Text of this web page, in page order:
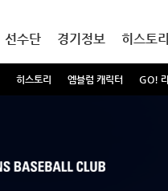
히스토리 엠블럼 캐릭터 GO!
선수단 경기정보 히스토리